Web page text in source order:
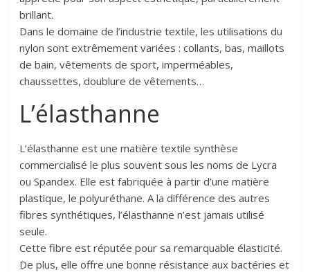
brillant.
Dans le domaine de l’industrie textile, les utilisations du
nylon sont extrêmement variées : collants, bas, maillots
de bain, vêtements de sport, imperméables,
chaussettes, doublure de vêtements…
L’élasthanne
L’élasthanne est une matière textile synthèse
commercialisé le plus souvent sous les noms de Lycra
ou Spandex. Elle est fabriquée à partir d’une matière
plastique, le polyuréthane. A la différence des autres
fibres synthétiques, l’élasthanne n’est jamais utilisé
seule.
Cette fibre est réputée pour sa remarquable élasticité.
De plus, elle offre une bonne résistance aux bactéries et